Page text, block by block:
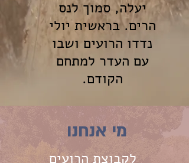
יעלה, סמוך לנס
הרים. בראשית יולי
נדדו הרועים ושבו
עם העדר למתחם
הקודם.
מי אנחנו
לקבוצת הרועים